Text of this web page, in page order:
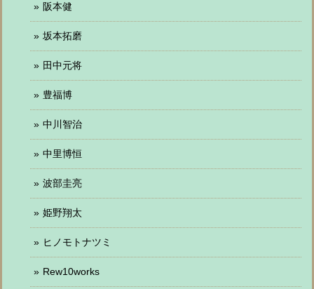
阪本健
坂本拓磨
田中元将
豊福博
中川智治
中里博恒
波部圭亮
姫野翔太
ヒノモトナツミ
Rew10works